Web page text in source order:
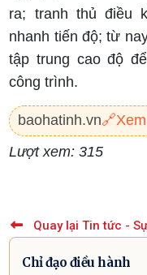
ra; tranh thủ điều
nhanh tiến độ; từ
tập trung cao độ
công trình.
baohatinh.vn🔗
Lượt xem: 315
Quay lại Tin tức -
Chỉ đạo điều hành